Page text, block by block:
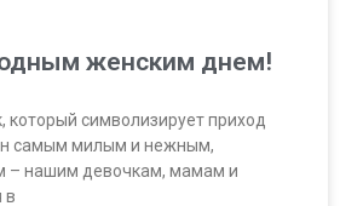
женским днем!
который символизирует приход
самым милым и нежным,
нашим девочкам, мамам и
в